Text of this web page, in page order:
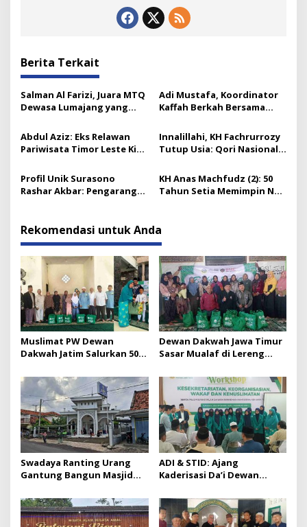
Berita Terkait
Salman Al Farizi, Juara MTQ
Dewasa Lumajang yang
Adi Mustafa, Koordinator
Kaffah Berkah Bersama
Abdul Aziz: Eks Relawan
Pariwisata Timor Leste Kini
Innalillahi, KH Fachrurrozy
Tutup Usia: Qori Nasional
yang Penuh Teladan
Profil Unik Surasono
Rashar Akbar: Pengarang
Perjalanan Spiritualnya
KH Anas Machfudz (2): 50
Tahun Setia Memimpin NU
Rekomendasi untuk Anda
Muslimat PW Dewan
Dakwah Jatim Salurkan 500
Tausiah di 5 Kecamatan
Lumajang
Dewan Dakwah Jawa Timur
Sasar Mualaf di Lereng
Baksos Muharram
Swadaya Ranting Urang
Gantung Bangun Masjid
ADI & STID: Ajang
Kaderisasi Da’i Dewan